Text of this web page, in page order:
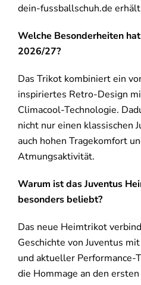
dein-fussballschuh.de
Welche Besonderheiten
2026/27?
Das Trikot kombiniert ein
inspiriertes Retro-Design
Climacool-Technologie.
nicht nur einen klassischen
auch hohen Tragekomfort
Atmungsaktivität.
Warum ist das Juventus
besonders beliebt?
Das neue Heimtrikot
Geschichte von Juventus
und aktueller Performance-
die Hommage an den